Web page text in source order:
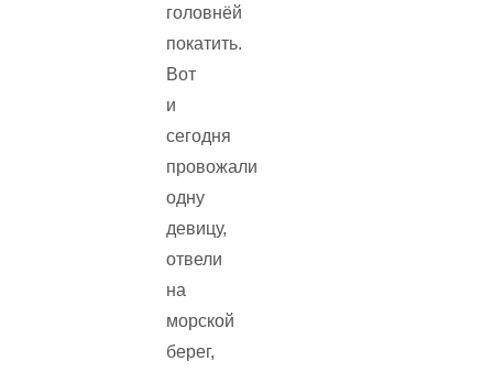
головнёй
покатить.
Вот
и
сегодня
провожали
одну
девицу,
отвели
на
морской
берег,